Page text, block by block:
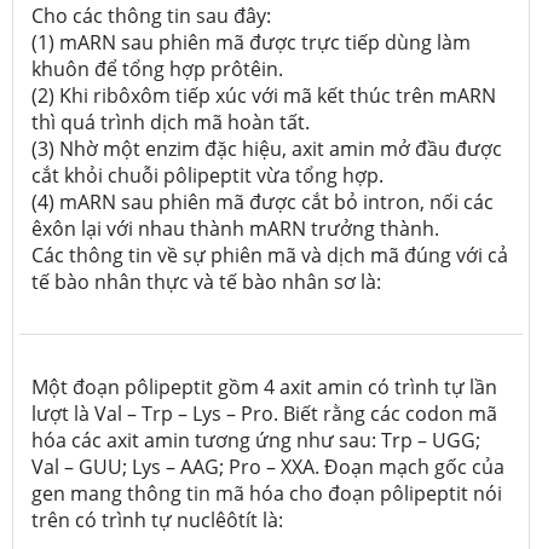
Cho các thông tin sau đây:
(1) mARN sau phiên mã được trực tiếp dùng làm
khuôn để tổng hợp prôtêin.
(2) Khi ribôxôm tiếp xúc với mã kết thúc trên mARN
thì quá trình dịch mã hoàn tất.
(3) Nhờ một enzim đặc hiệu, axit amin mở đầu được
cắt khỏi chuỗi pôlipeptit vừa tổng hợp.
(4) mARN sau phiên mã được cắt bỏ intron, nối các
êxôn lại với nhau thành mARN trưởng thành.
Các thông tin về sự phiên mã và dịch mã đúng với cả
tế bào nhân thực và tế bào nhân sơ là:
Một đoạn pôlipeptit gồm 4 axit amin có trình tự lần
lượt là Val – Trp – Lys – Pro. Biết rằng các codon mã
hóa các axit amin tương ứng như sau: Trp – UGG;
Val – GUU; Lys – AAG; Pro – XXA. Đoạn mạch gốc của
gen mang thông tin mã hóa cho đoạn pôlipeptit nói
trên có trình tự nuclêôtít là: